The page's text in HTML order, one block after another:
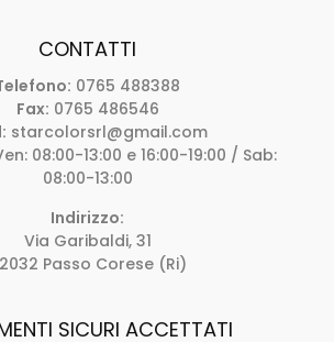
CONTATTI
0765 488388
Fax: 0765 486546
starcolorsrl@gmail.com
08:00-13:00 e 16:00-19:00 / Sab:
08:00-13:00
Indirizzo:
Via Garibaldi, 31
Passo Corese (Ri)
SICURI ACCETTATI